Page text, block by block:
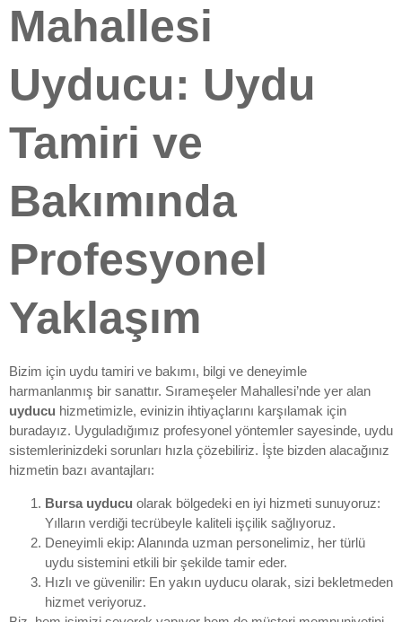
Mahallesi
Uyducu: Uydu
Tamiri ve
Bakımında
Profesyonel
Yaklaşım
Bizim için uydu tamiri ve bakımı, bilgi ve deneyimle
harmanlanmış bir sanattır. Sırameşeler Mahallesi’nde yer alan
uyducu hizmetimizle, evinizin ihtiyaçlarını karşılamak için
buradayız. Uyguladığımız profesyonel yöntemler sayesinde, uydu
sistemlerinizdeki sorunları hızla çözebiliriz. İşte bizden alacağınız
hizmetin bazı avantajları:
Bursa uyducu olarak bölgedeki en iyi hizmeti sunuyoruz:
Yılların verdiği tecrübeyle kaliteli işçilik sağlıyoruz.
Deneyimli ekip: Alanında uzman personelimiz, her türlü
uydu sistemini etkili bir şekilde tamir eder.
Hızlı ve güvenilir: En yakın uyducu olarak, sizi bekletmeden
hizmet veriyoruz.